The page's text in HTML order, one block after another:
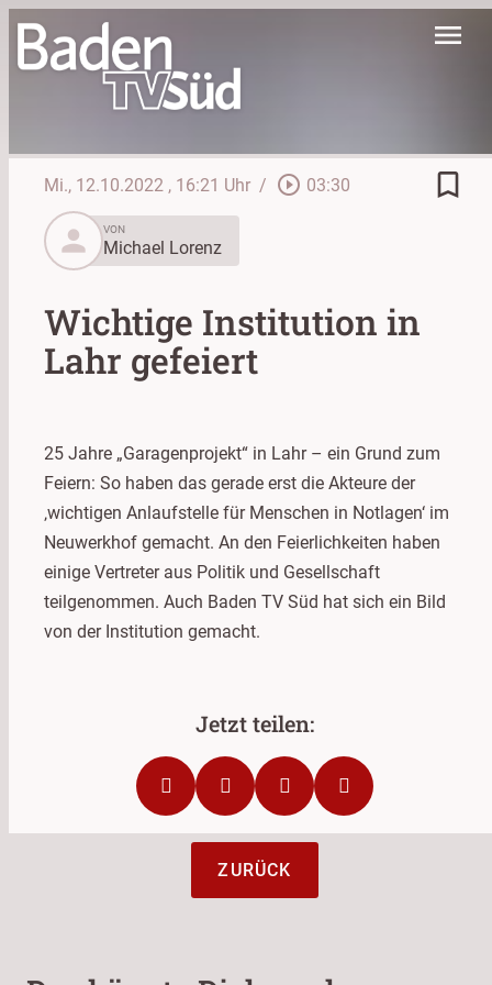
menu
Mi., 12.10.2022 , 16:21 Uhr / play_circle_outline 03:30
bookmark_border
person
VON
Michael Lorenz
Wichtige Institution in
Lahr gefeiert
25 Jahre „Garagenprojekt“ in Lahr – ein Grund zum
Feiern: So haben das gerade erst die Akteure der
‚wichtigen Anlaufstelle für Menschen in Notlagen‘ im
Neuwerkhof gemacht. An den Feierlichkeiten haben
einige Vertreter aus Politik und Gesellschaft
teilgenommen. Auch Baden TV Süd hat sich ein Bild
von der Institution gemacht.
ZURÜCK